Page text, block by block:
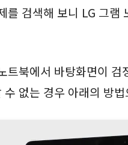
를 검색해 보니 LG 그램
트북에서 바탕화면이
수 없는 경우 아래의 방